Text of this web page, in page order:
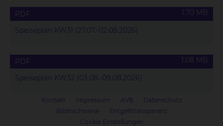
PDF
Speiseplan KW31 (27.07.-02.08.2026)
1.70 MB
PDF
Speiseplan KW32 (03.08.-09.08.2026)
1.08 MB
Kontakt Impressum AVB
Datenschutz
Bildnachweise
Entgelttransparenz
Cookie Einstellungen